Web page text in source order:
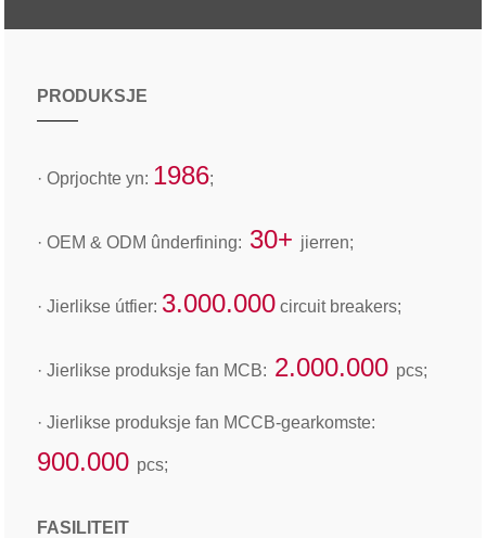
PRODUKSJE
· Oprjochte yn: 1986;
· OEM & ODM ûnderfining: 30+ jierren;
· Jierlikse útfier: 3.000.000 circuit breakers;
· Jierlikse produksje fan MCB: 2.000.000 pcs;
· Jierlikse produksje fan MCCB-gearkomste:
900.000 pcs;
FASILITEIT